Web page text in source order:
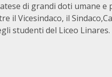
di grandi doti umane e
il Vicesindaco, il
studenti del Liceo Linares.